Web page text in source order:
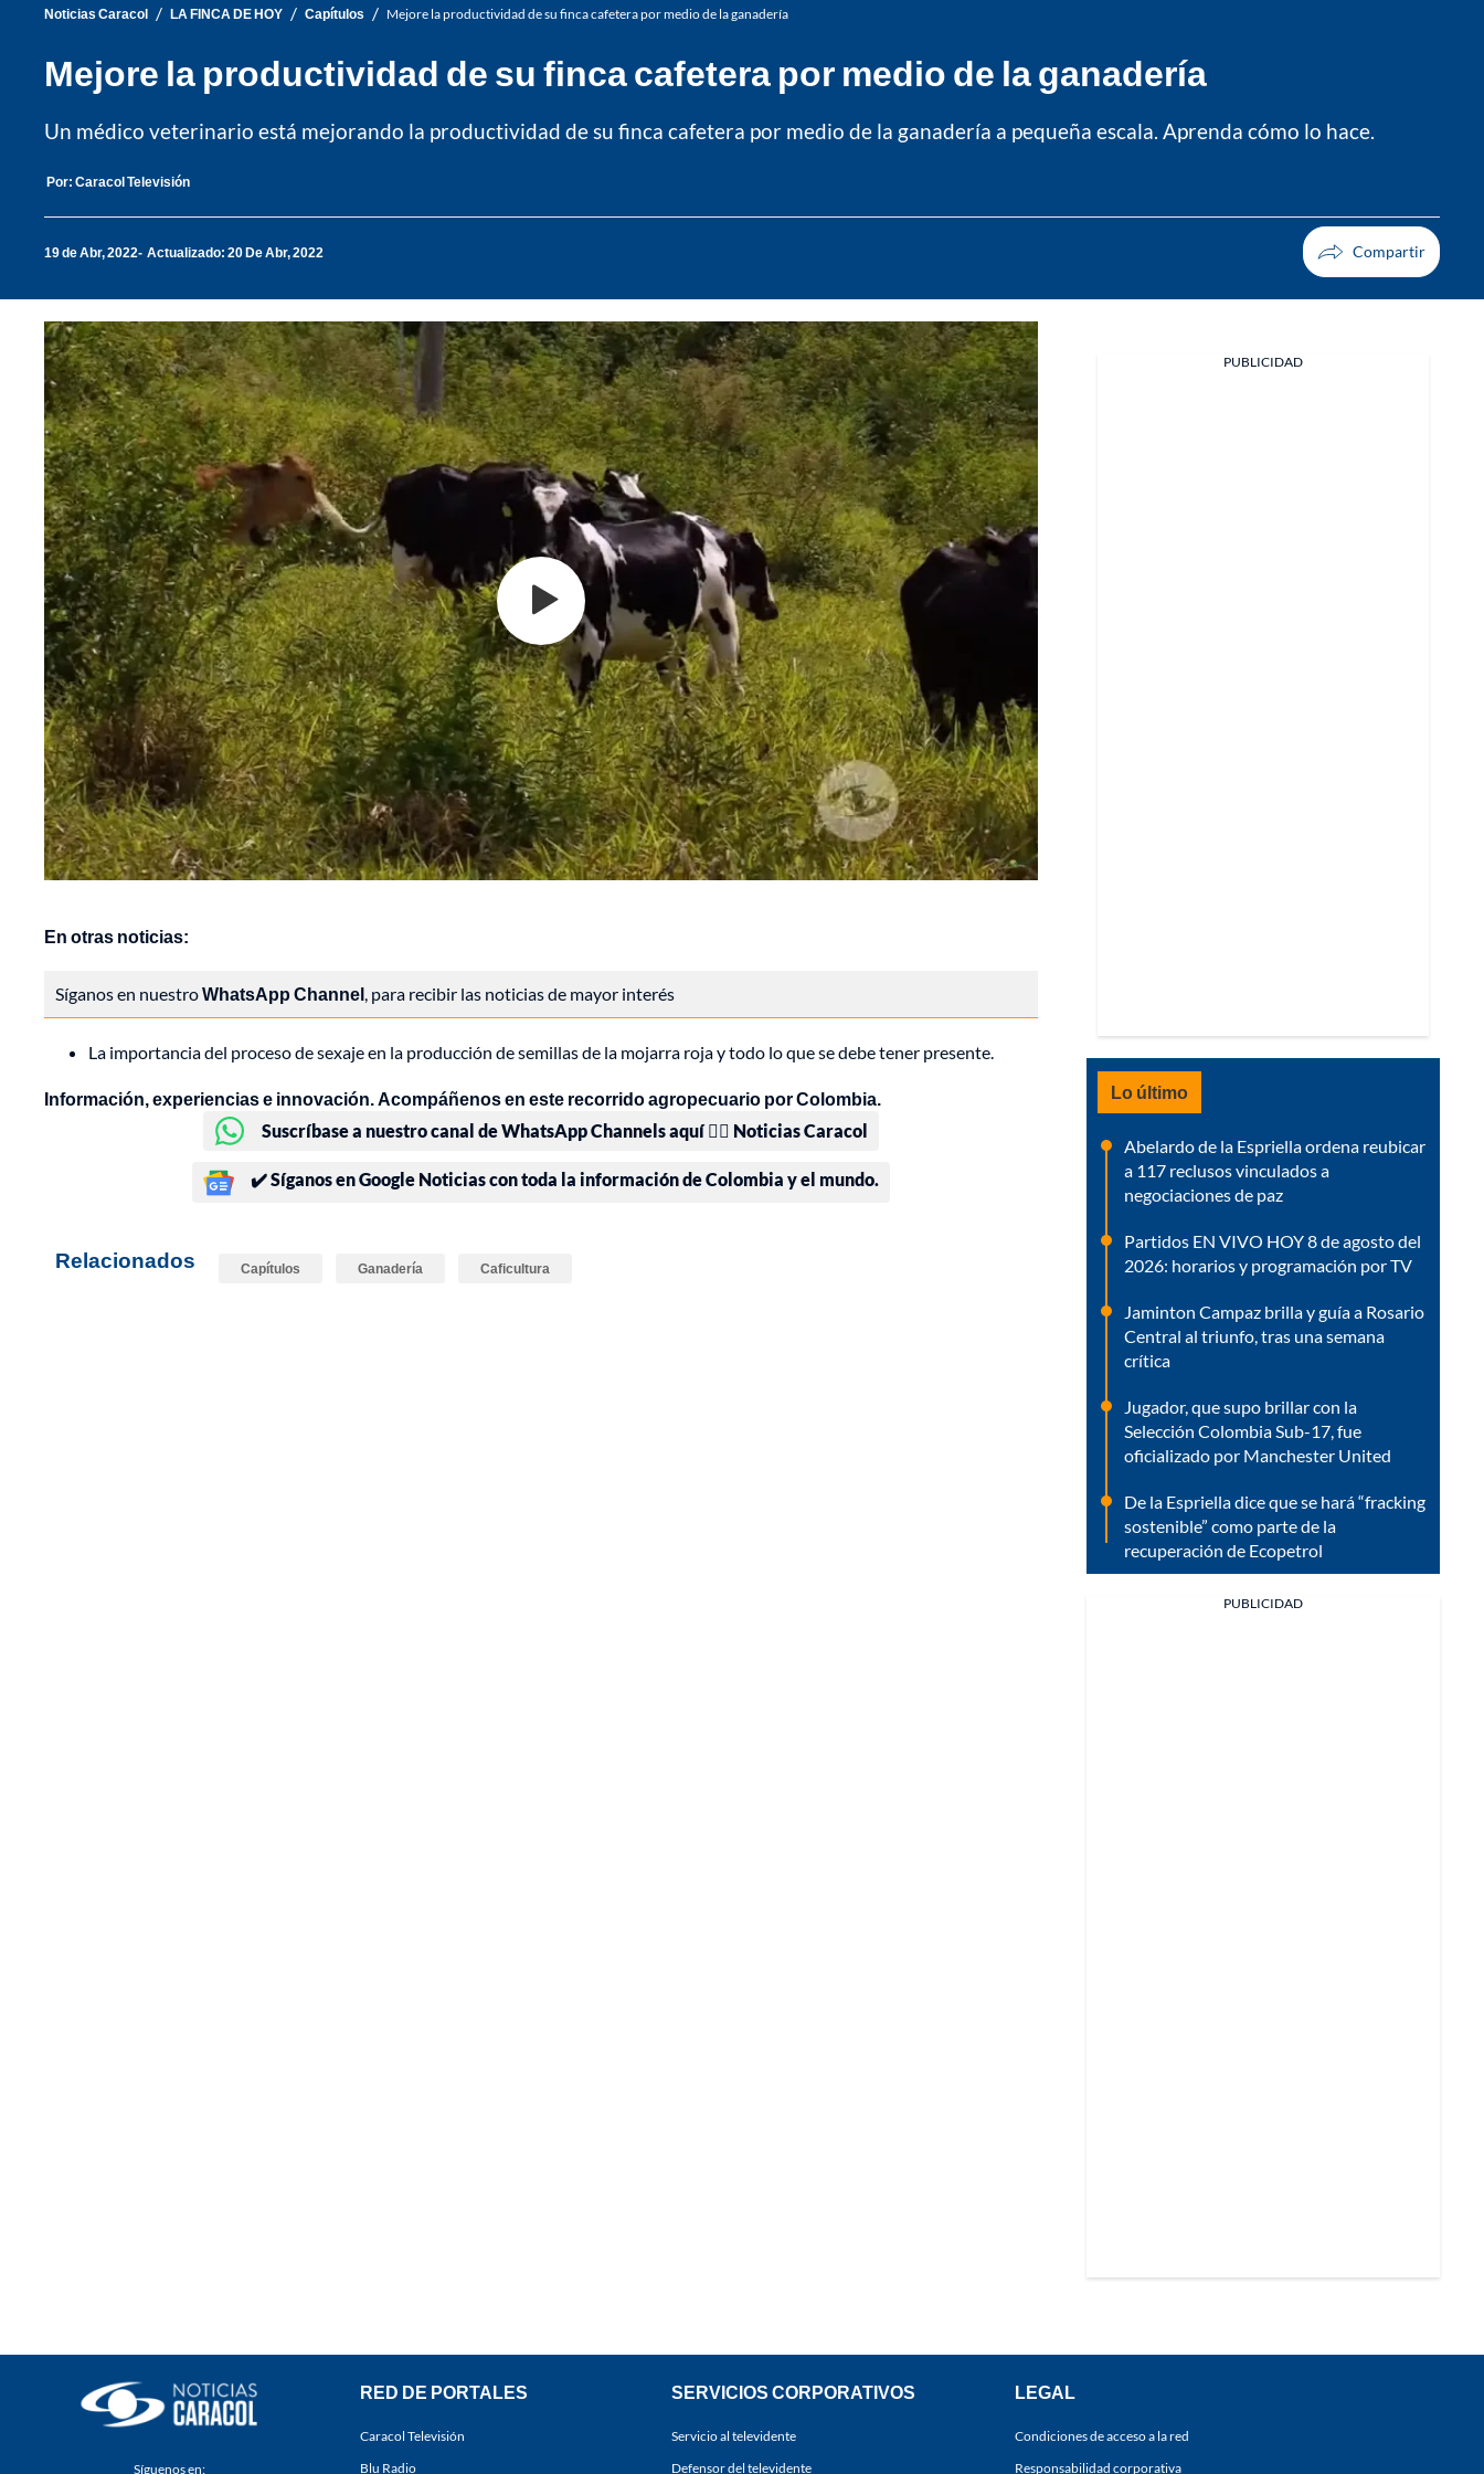
Noticias Caracol / LA FINCA DE HOY / Capítulos / Mejore la productividad de su finca cafetera por medio de la ganadería
Mejore la productividad de su finca cafetera por medio de la ganadería
Un médico veterinario está mejorando la productividad de su finca cafetera por medio de la ganadería a pequeña escala. Aprenda cómo lo hace.
Por: Caracol Televisión
19 de Abr, 2022 Actualizado: 20 De Abr, 2022
En otras noticias:
Síganos en nuestroWhatsApp Channel, para recibir las noticias de mayor interés
La importancia del proceso de sexaje en la producción de semillas de la mojarra roja y todo lo que se debe tener presente.
Información, experiencias e innovación. Acompáñenos en este recorrido agropecuario por Colombia.
Suscríbase a nuestro canal de WhatsApp Channels aquí 👉🏻 Noticias Caracol
✔️ Síganos en Google Noticias con toda la información de Colombia y el mundo.
Relacionados Capítulos Ganadería Caficultura
PUBLICIDAD
Lo último
Abelardo de la Espriella ordena reubicar
a 117 reclusos vinculados a
negociaciones de paz
Partidos EN VIVO HOY 8 de agosto del
2026: horarios y programación por TV
Jaminton Campaz brilla y guía a Rosario
Central al triunfo, tras una semana
crítica
Jugador, que supo brillar con la
Selección Colombia Sub-17, fue
oficializado por Manchester United
De la Espriella dice que se hará “fracking
sostenible” como parte de la
recuperación de Ecopetrol
PUBLICIDAD
Síguenos en:
RED DE PORTALES
Caracol Televisión
Blu Radio
SERVICIOS CORPORATIVOS
Servicio al televidente
Defensor del televidente
LEGAL
Condiciones de acceso a la red
Responsabilidad corporativa